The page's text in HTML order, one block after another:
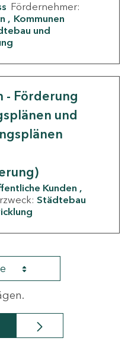
Fördernehmer:
Kommunen
und
- Förderung
und
Kunden
Städtebau